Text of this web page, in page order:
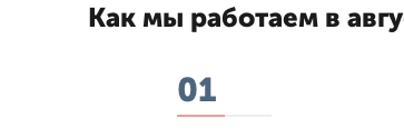
Как мы работаем в
01